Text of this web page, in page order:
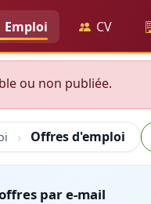
Emploi CV
ou non publiée.
Offres d'emploi
par e-mail